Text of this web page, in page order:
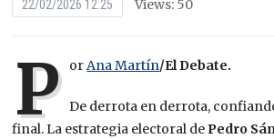
22/02/2026 12:25 Views: 50
P orAna Martín/El Debate.
De derrota en derrota,
final. La estrategia electoral de Pedro